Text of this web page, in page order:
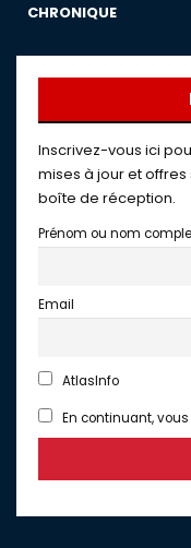
CHRONIQUE
Inscrivez-vous ici
mises à jour et
boîte de réception.
Prénom ou nom
Email
AtlasInfo
En continuant,